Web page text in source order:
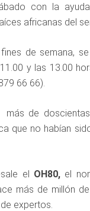
con la
africanas del
de semana,
y las 13.00
66 66).
más de
que no habían
el OH80,el
más de millón
expertos.